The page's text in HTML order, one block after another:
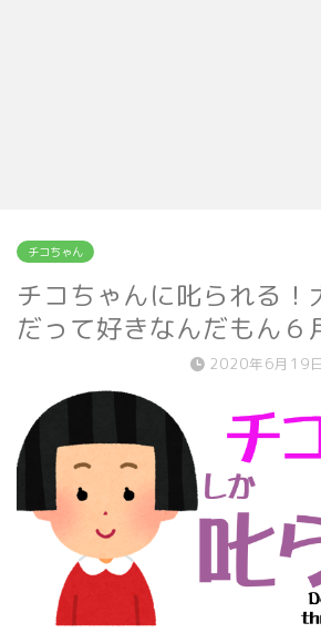
チコちゃん
チコちゃんに叱られる！
だって好きなんだもん６
2020年6月19日